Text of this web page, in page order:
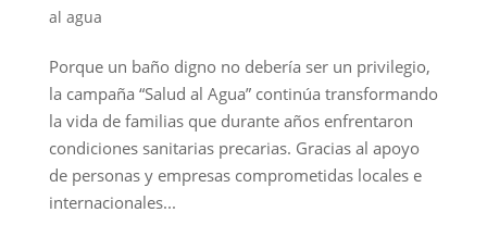
al agua
Porque un baño digno no debería ser un privilegio,
la campaña “Salud al Agua” continúa transformando
la vida de familias que durante años enfrentaron
condiciones sanitarias precarias. Gracias al apoyo
de personas y empresas comprometidas locales e
internacionales...